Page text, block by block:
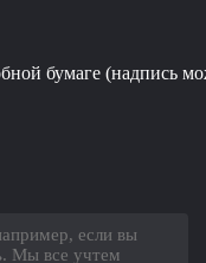
бумаге (надпись